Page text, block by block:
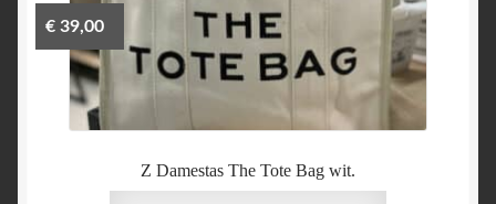
Z Damestas The Tote Bag wit.
€39,00